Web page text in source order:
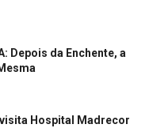
Depois da Enchente, a
Hospital Madrecor